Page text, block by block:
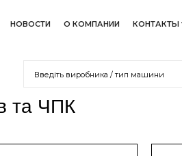
НОВОСТИ О КОМПАНИИ КОНТАКТЫ
та ЧПК